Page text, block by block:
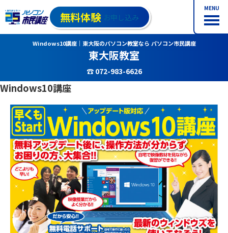
MENU
無料体験 お申し込み
Windows10講座｜東大阪のパソコン教室なら パソコン市民講座
東大阪教室
☎ 072-983-6626
Windows10講座